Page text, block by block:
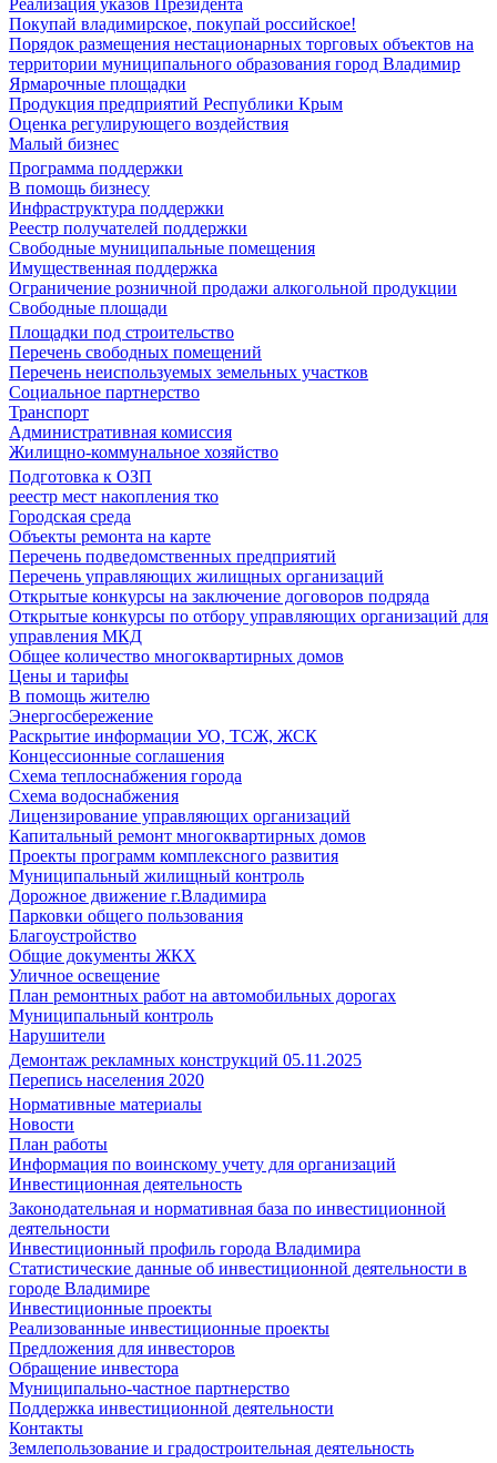
Реализация указов Президента
Покупай владимирское, покупай российское!
Порядок размещения нестационарных торговых объектов на
территории муниципального образования город Владимир
Ярмарочные площадки
Продукция предприятий Республики Крым
Оценка регулирующего воздействия
Малый бизнес
Программа поддержки
В помощь бизнесу
Инфраструктура поддержки
Реестр получателей поддержки
Свободные муниципальные помещения
Имущественная поддержка
Ограничение розничной продажи алкогольной продукции
Свободные площади
Площадки под строительство
Перечень свободных помещений
Перечень неиспользуемых земельных участков
Социальное партнерство
Транспорт
Административная комиссия
Жилищно-коммунальное хозяйство
Подготовка к ОЗП
реестр мест накопления тко
Городская среда
Объекты ремонта на карте
Перечень подведомственных предприятий
Перечень управляющих жилищных организаций
Открытые конкурсы на заключение договоров подряда
Открытые конкурсы по отбору управляющих организаций для
управления МКД
Общее количество многоквартирных домов
Цены и тарифы
В помощь жителю
Энергосбережение
Раскрытие информации УО, ТСЖ, ЖСК
Концессионные соглашения
Схема теплоснабжения города
Схема водоснабжения
Лицензирование управляющих организаций
Капитальный ремонт многоквартирных домов
Проекты программ комплексного развития
Муниципальный жилищный контроль
Дорожное движение г.Владимира
Парковки общего пользования
Благоустройство
Общие документы ЖКХ
Уличное освещение
План ремонтных работ на автомобильных дорогах
Муниципальный контроль
Нарушители
Демонтаж рекламных конструкций 05.11.2025
Перепись населения 2020
Нормативные материалы
Новости
План работы
Информация по воинскому учету для организаций
Инвестиционная деятельность
Законодательная и нормативная база по инвестиционной
деятельности
Инвестиционный профиль города Владимира
Статистические данные об инвестиционной деятельности в
городе Владимире
Инвестиционные проекты
Реализованные инвестиционные проекты
Предложения для инвесторов
Обращение инвестора
Муниципально-частное партнерство
Поддержка инвестиционной деятельности
Контакты
Землепользование и градостроительная деятельность